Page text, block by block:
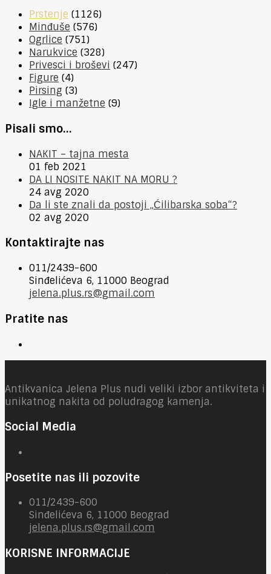
Prstenje (1126)
Minđuše (576)
Ogrlice (751)
Narukvice (328)
Privesci i broševi (247)
Figure (4)
Pirsing (3)
Igle i manžetne (9)
Pisali smo…
NAKIT – tajna mesta
01 feb 2021
DA LI NOSITE NAKIT NA MORU ?
24 avg 2020
Da li ste znali da postoji „Ćilibarska soba“?
02 avg 2020
Kontaktirajte nas
011/2439-600
Sinđelićeva 6, 11000 Beograd
jelena.plus.rs@gmail.com
Pratite nas
Antikvanica Jelena Plus nudi veliki izbor antikviteta i
unikatnog nakita od poludragog kamenja.
Social Media
Posetite nas ili pozovite
011/2439-600
Sinđelićeva 6, 11000 Beograd
jelena.plus.rs@gmail.com
KORISNE INFORMACIJE